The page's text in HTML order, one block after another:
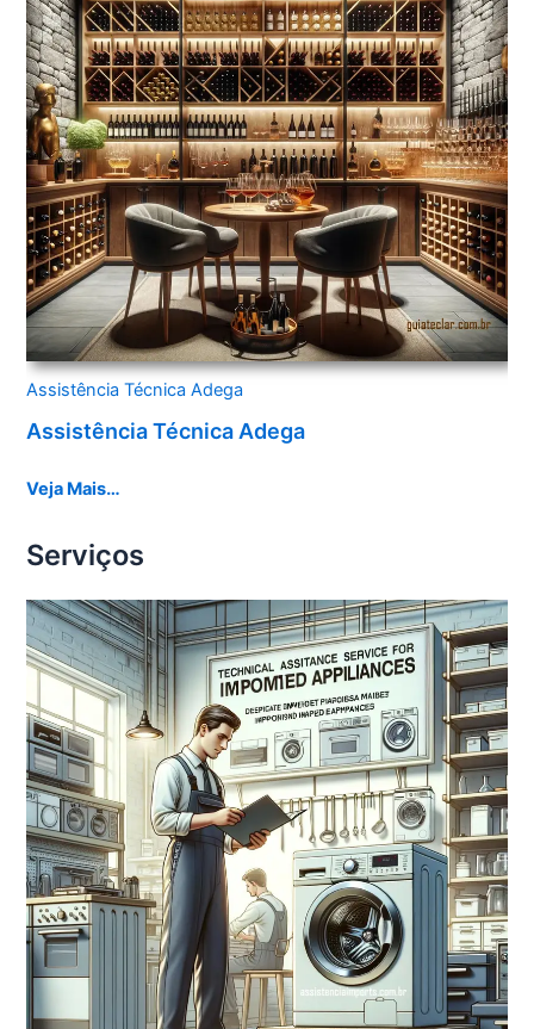
Assistência Técnica Adega
Assistência Técnica Adega
Veja Mais…
Serviços